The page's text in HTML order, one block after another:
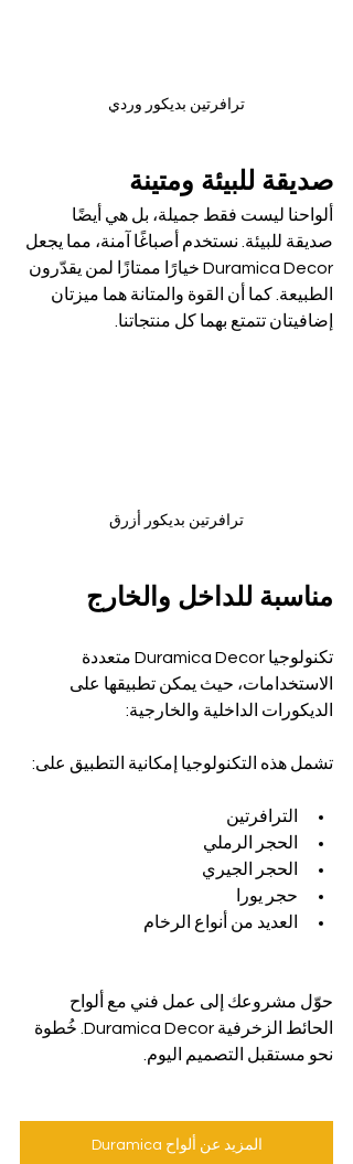
ترافرتين بديكور وردي
صديقة للبيئة ومتينة
ألواحنا ليست فقط جميلة، بل هي أيضًا
صديقة للبيئة. نستخدم أصباغًا آمنة، مما يجعل
Duramica Decor خيارًا ممتازًا لمن يقدّرون
الطبيعة. كما أن القوة والمتانة هما ميزتان
إضافيتان تتمتع بهما كل منتجاتنا.
ترافرتين بديكور أزرق
مناسبة للداخل والخارج
تكنولوجيا Duramica Decor متعددة
الاستخدامات، حيث يمكن تطبيقها على
الديكورات الداخلية والخارجية:
تشمل هذه التكنولوجيا إمكانية التطبيق على:
الترافرتين
الحجر الرملي
الحجر الجيري
حجر يورا
العديد من أنواع الرخام
حوّل مشروعك إلى عمل فني مع ألواح
الحائط الزخرفية Duramica Decor. خُطوة
نحو مستقبل التصميم اليوم.
المزيد عن ألواح Duramica